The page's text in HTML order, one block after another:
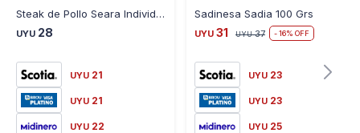
Steak de Pollo Seara Individual 100GRS
UYU 28
UYU 21
UYU 21
UYU 22
Sadinesa Sadia 100 Grs
UYU 31 UYU 37 16
UYU 23
UYU 23
UYU 25